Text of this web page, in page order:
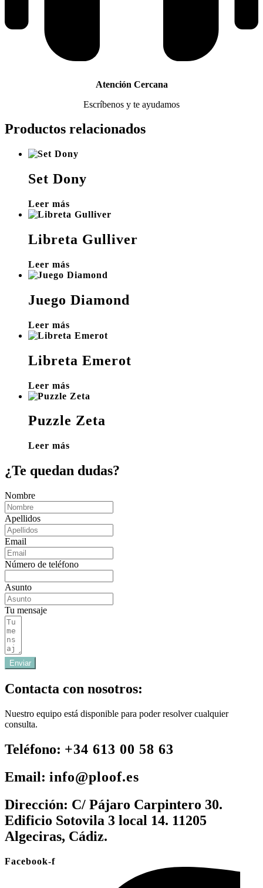
Atención Cercana
Escríbenos y te ayudamos
Productos relacionados
Set Dony
Leer más
Libreta Gulliver
Leer más
Juego Diamond
Leer más
Libreta Emerot
Leer más
Puzzle Zeta
Leer más
¿Te quedan dudas?
Nombre
Apellidos
Email
Número de teléfono
Asunto
Tu mensaje
Enviar
Contacta con nosotros:
Nuestro equipo está disponible para poder resolver cualquier
consulta.
Teléfono: +34 613 00 58 63
Email: info@ploof.es
Dirección: C/ Pájaro Carpintero 30.
Edificio Sotovila 3 local 14. 11205
Algeciras, Cádiz.
Facebook-f